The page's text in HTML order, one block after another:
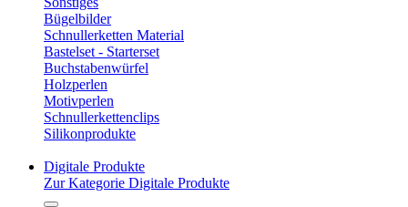
Bügelbilder
Schnullerketten Material
Bastelset - Starterset
Buchstabenwürfel
Holzperlen
Motivperlen
Schnullerkettenclips
Silikonprodukte
Digitale Produkte
Zur Kategorie Digitale Produkte